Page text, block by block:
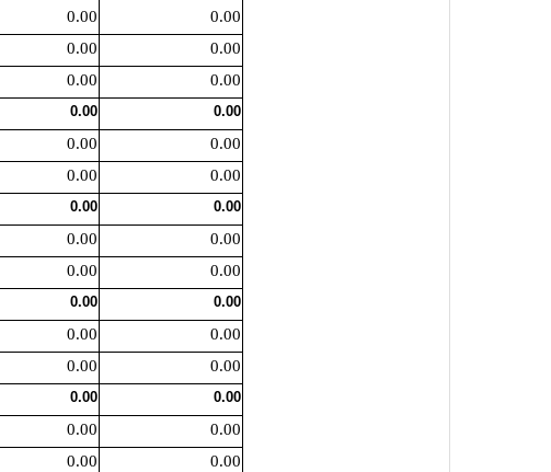
0.00
0.00
0.00
0.00
0.00 0.00
0.00 0.00
0.00
0.00
0.00 0.00
0.00 0.00
0.00
0.00
0.00 0.00
0.00 0.00
0.00
0.00
0.00 0.00
0.00 0.00
0.00
0.00
0.00 0.00